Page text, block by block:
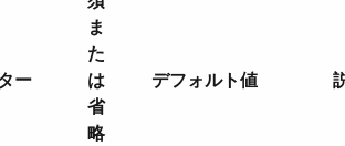
ー
ま
た
は
省
略
デフォルト値